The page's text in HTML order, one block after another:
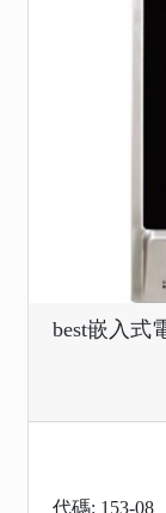
best嵌入式
代碼: 153-08